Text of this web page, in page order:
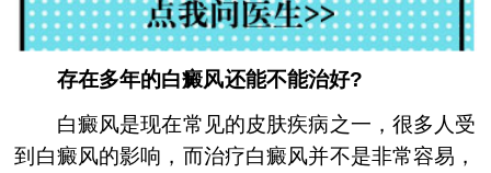
存在多年的白癜风还能不能治好?
白癜风是现在常见的皮肤疾病之一，很多人受
到白癜风的影响，而治疗白癜风并不是非常容易，